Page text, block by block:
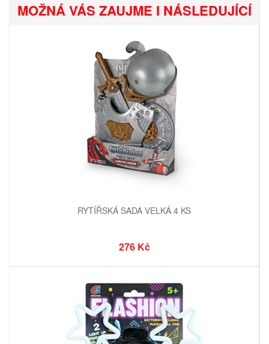
MOŽNÁ VÁS ZAUJME I NÁSLEDUJÍCÍ
RYTÍŘSKÁ SADA VELKÁ 4 KS
276 Kč